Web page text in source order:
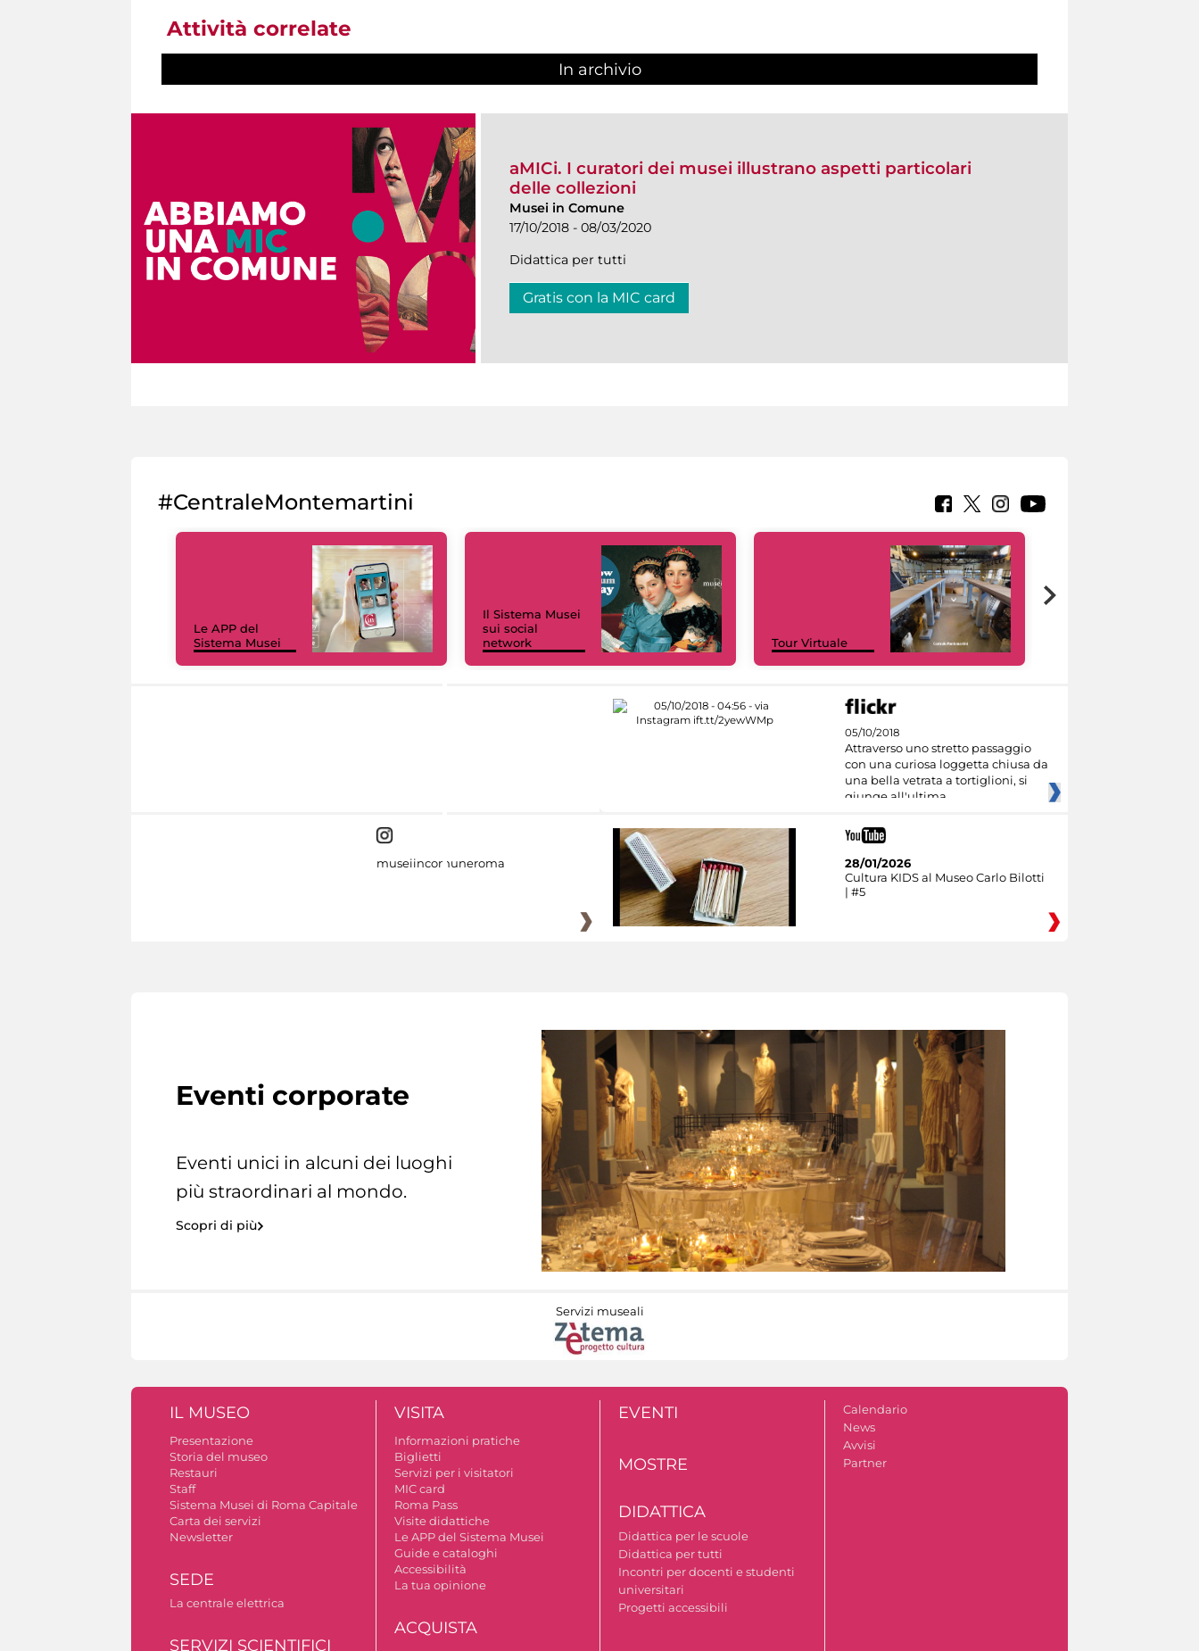
Attività correlate
In archivio
aMICi. I curatori dei musei illustrano aspetti particolari
delle collezioni
Musei in Comune
17/10/2018 - 08/03/2020
Didattica per tutti
Gratis con la MIC card
#CentraleMontemartini
Le APP del
Sistema Musei
Il Sistema Musei
sui social
network
Tour Virtuale
05/10/2018
Attraverso uno stretto passaggio
con una curiosa loggetta chiusa da
una bella vetrata a tortiglioni, si
giunge all'ultima
museiincomuneroma
28/01/2026
Cultura KIDS al Museo Carlo Bilotti
| #5
Eventi corporate
Eventi unici in alcuni dei luoghi
più straordinari al mondo.
Scopri di più
Servizi museali
IL MUSEO
Presentazione
Storia del museo
Restauri
Staff
Sistema Musei di Roma Capitale
Carta dei servizi
Newsletter
SEDE
La centrale elettrica
SERVIZI SCIENTIFICI
VISITA
Informazioni pratiche
Biglietti
Servizi per i visitatori
MIC card
Roma Pass
Visite didattiche
Le APP del Sistema Musei
Guide e cataloghi
Accessibilità
La tua opinione
ACQUISTA
EVENTI
MOSTRE
DIDATTICA
Didattica per le scuole
Didattica per tutti
Incontri per docenti e studenti
universitari
Progetti accessibili
Calendario
News
Avvisi
Partner